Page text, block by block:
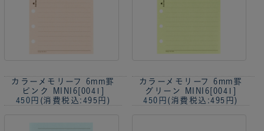
カラーメモリーフ 6mm罫
ピンク MINI6[0041]
450円 (消費税込:495円)
カラーメモリーフ 6mm罫
グリーン MINI6[0041]
450円 (消費税込:495円)